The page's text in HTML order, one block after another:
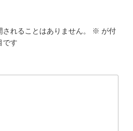
れることはありません。 ※ が付
です